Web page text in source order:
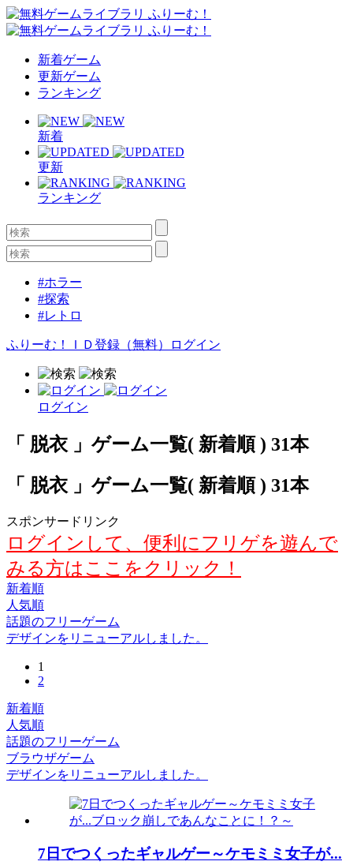
新着ゲーム
更新ゲーム
ランキング
新着
更新
ランキング
#ホラー
#探索
#レトロ
ふりーむ！ＩＤ登録（無料） ログイン
ログイン
「 脱衣 」ゲーム一覧( 新着順 ) 31本
「 脱衣 」ゲーム一覧( 新着順 ) 31本
スポンサードリンク
ログインして、便利にフリゲを遊んで
みる方はここをクリック！
新着順
人気順
話題のフリーゲーム
デザインをリニューアルしました。
1
2
新着順
人気順
話題のフリーゲーム
ブラウザゲーム
デザインをリニューアルしました。
7日でつくったギャルゲー～ケモミミ女子が...